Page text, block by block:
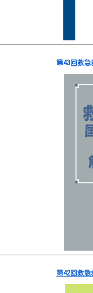
第43回救
第42回救